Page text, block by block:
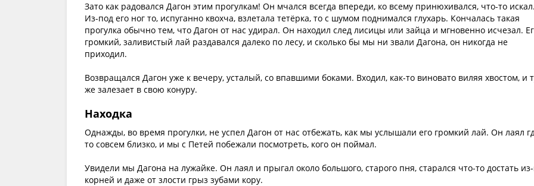
Зато как радовался Дагон этим прогулкам! Он мчался всегда впереди, ко всему принюхивался, что-то искал.
Из-под его ног то, испуганно квохча, взлетала тетёрка, то с шумом поднимался глухарь. Кончалась такая
прогулка обычно тем, что Дагон от нас удирал. Он находил след лисицы или зайца и мгновенно исчезал.
громкий, заливистый лай раздавался далеко по лесу, и сколько бы мы ни звали Дагона, он никогда не
приходил.
Возвращался Дагон уже к вечеру, усталый, со впавшими боками. Входил, как-то виновато виляя хвостом, и
же залезает в свою конуру.
Находка
Однажды, во время прогулки, не успел Дагон от нас отбежать, как мы услышали его громкий лай. Он лаял
то совсем близко, и мы с Петей побежали посмотреть, кого он поймал.
Увидели мы Дагона на лужайке. Он лаял и прыгал около большого, старого пня, старался что-то достать
корней и даже от злости грыз зубами кору.